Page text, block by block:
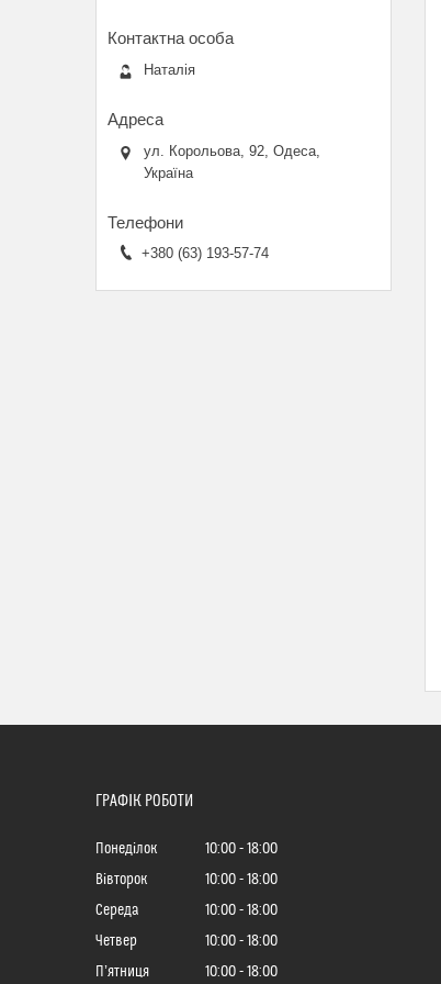
Наталія
ул. Корольова, 92, Одеса,
Україна
+380 (63) 193-57-74
ГРАФІК РОБОТИ
Понеділок 10:00
18:00
Вівторок
10:00
18:00
Середа
10:00
18:00
Четвер
10:00
18:00
Пʼятниця
10:00 18:00